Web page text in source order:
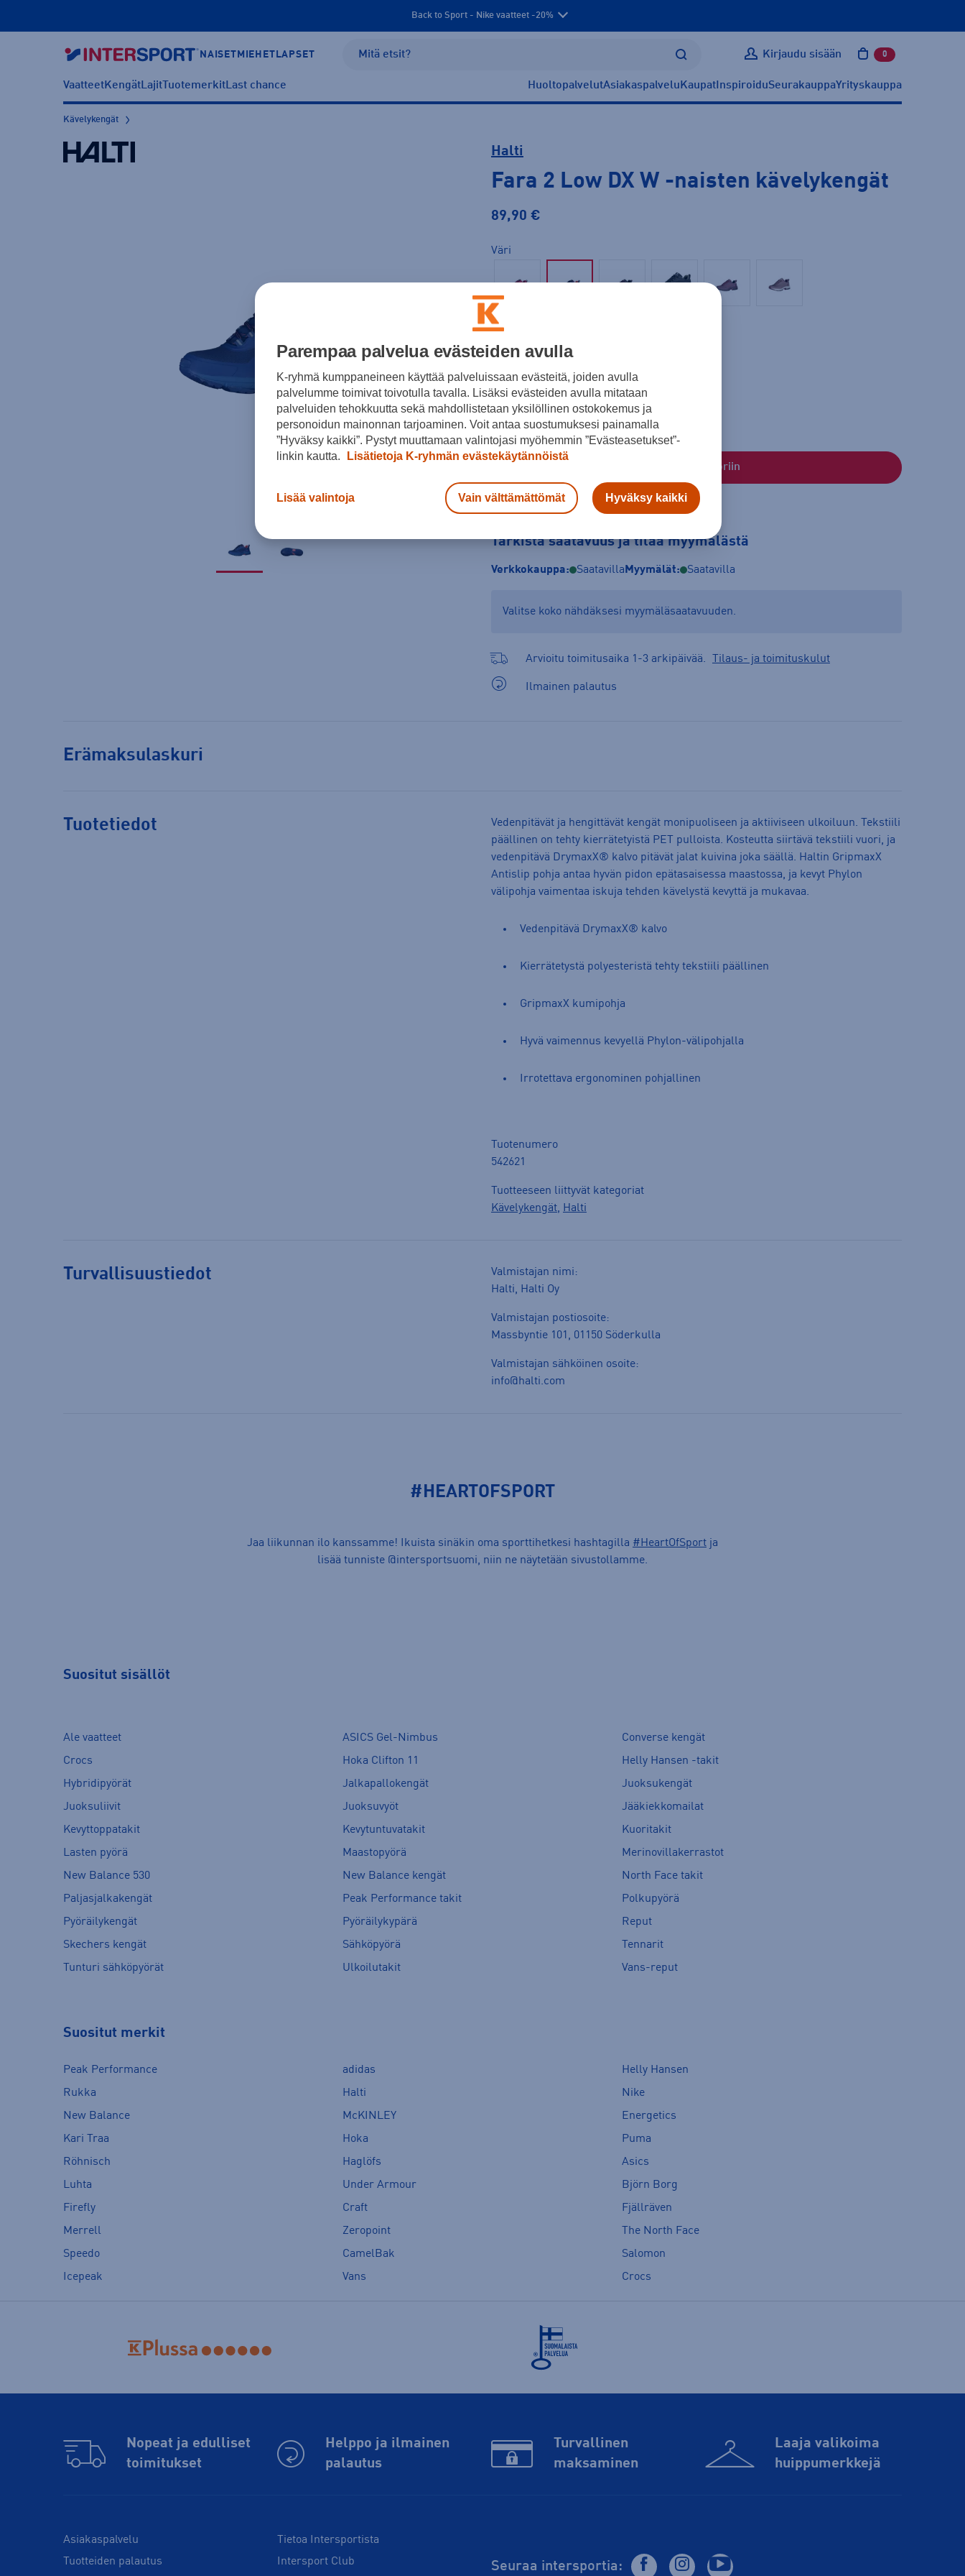
Back to Sport - Nike vaatteet -20%
NAISET MIEHET LAPSET Kirjaudu sisään 0 tuotetta
VaatteetKengätLajitTuotemerkitLast chance HuoltopalvelutAsiakaspalvelu Kaupat InspiroiduSeurakauppaYrityskauppa
Kävelykengät
Halti
Fara 2 Low DX W -naisten kävelykengät
89,90 €
Väri
Koko
38
Kokotaulukko
Lisää ostoskoriin
Tarkista saatavuus ja tilaa myymälästä
Verkkokauppa: Saatavilla Myymälät: Saatavilla
Valitse koko nähdäksesi myymäläsaatavuuden.
Arvioitu toimitusaika 1-3 arkipäivää. Tilaus- ja toimituskulut
Ilmainen palautus
Erämaksulaskuri
Tuotetiedot
Vedenpitävät ja hengittävät kengät monipuoliseen ja aktiiviseen ulkoiluun. Tekstiili
päällinen on tehty kierrätetyistä PET pulloista. Kosteutta siirtävä tekstiili vuori, ja
vedenpitävä DrymaxX® kalvo pitävät jalat kuivina joka säällä. Haltin GripmaxX
Antislip pohja antaa hyvän pidon epätasaisessa maastossa, ja kevyt Phylon
välipohja vaimentaa iskuja tehden kävelystä kevyttä ja mukavaa.
Vedenpitävä DrymaxX® kalvo
Kierrätetystä polyesteristä tehty tekstiili päällinen
GripmaxX kumipohja
Hyvä vaimennus kevyellä Phylon-välipohjalla
Irrotettava ergonominen pohjallinen
Tuotenumero
542621
Tuotteeseen liittyvät kategoriat
Kävelykengät, Halti
Turvallisuustiedot
Valmistajan nimi:
Halti, Halti Oy
Valmistajan postiosoite:
Massbyntie 101, 01150 Söderkulla
Valmistajan sähköinen osoite:
info@halti.com
#HEARTOFSPORT
Jaa liikunnan ilo kanssamme! Ikuista sinäkin oma sporttihetkesi hashtagilla #HeartOfSport ja
lisää tunniste @intersportsuomi, niin ne näytetään sivustollamme.
Suositut sisällöt
Ale vaatteet ASICS Gel-Nimbus
Converse kengät
Crocs
Hoka Clifton 11
Helly Hansen -takit
Hybridipyörät
Jalkapallokengät
Juoksukengät
Juoksuliivit
Juoksuvyöt
Jääkiekkomailat
Kevyttoppatakit
Kevytuntuvatakit
Kuoritakit
Lasten pyörä
Maastopyörä
Merinovillakerrastot
New Balance 530
New Balance kengät
North Face takit
Paljasjalkakengät
Peak Performance takit
Polkupyörä
Pyöräilykengät
Pyöräilykypärä
Reput
Skechers kengät
Sähköpyörä
Tennarit
Tunturi sähköpyörät
Ulkoilutakit Vans-reput
Suositut merkit
Peak Performance adidas
Helly Hansen
Rukka
Halti
Nike
New Balance
McKINLEY
Energetics
Kari Traa
Hoka
Puma
Röhnisch
Haglöfs
Asics
Luhta
Under Armour
Björn Borg
Firefly
Craft
Fjällräven
Merrell
Zeropoint
The North Face
Speedo
CamelBak
Salomon
Icepeak
Vans Crocs
Nopeat ja edulliset
toimitukset
Helppo ja ilmainen
palautus
Turvallinen
maksaminen
Laaja valikoima
huippu­merkkejä
Asiakaspalvelu
Tuotteiden palautus
Tietoa Intersportista
Intersport Club
Seuraa intersportia:
Parempaa palvelua evästeiden avulla
K-ryhmä kumppaneineen käyttää palveluissaan evästeitä, joiden avulla
palvelumme toimivat toivotulla tavalla. Lisäksi evästeiden avulla mitataan
palveluiden tehokkuutta sekä mahdollistetaan yksilöllinen ostokokemus ja
personoidun mainonnan tarjoaminen. Voit antaa suostumuksesi painamalla
”Hyväksy kaikki”. Pystyt muuttamaan valintojasi myöhemmin ”Evästeasetukset”-
linkin kautta.
Lisätietoja K-ryhmän evästekäytännöistä
Lisää valintoja Vain välttämättömät Hyväksy kaikki